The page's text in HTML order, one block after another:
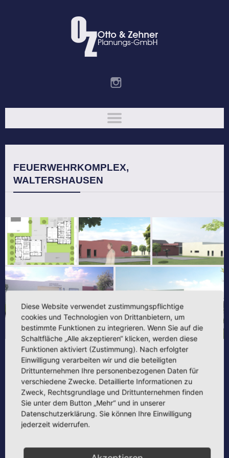
FEUERWEHRKOMPLEX,
WALTERSHAUSEN
ENTWÜRFE UND
VISUALISIERUNG
PORTFOLIO WETTBEWERBE
Projektbezeichnung:Neubau Feuerwehrkomplex Waltershausen
Kurzbeschreibung:Wettbewerb | Visualisierung Neubau
Standort:Waltershausen
Datum:
20011
Diese Website verwendet zustimmungspflichtige
cookies und Technologien von Drittanbietern, um
bestimmte Funktionen zu integrieren. Wenn Sie auf die
Schaltfläche „Alle akzeptieren“ klicken, werden diese
Funktionen aktiviert (Zustimmung). Nach erfolgter
Einwilligung verarbeiten wir und die beteiligten
Drittunternehmen Ihre personenbezogenen Daten für
verschiedene Zwecke. Detaillierte Informationen zu
Zweck, Rechtsgrundlage und Drittunternehmen finden
Sie unter dem Button „Mehr“ und in unserer
Datenschutzerklärung. Sie können Ihre Einwilligung
jederzeit widerrufen.